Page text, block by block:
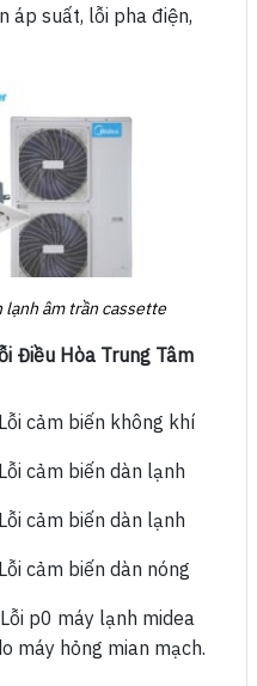
áp suất, lỗi pha điện,
lạnh âm trần cassette
Điều Hòa Trung Tâm
Lỗi cảm biến không khí
Lỗi cảm biến dàn lạnh
Lỗi cảm biến dàn lạnh
Lỗi cảm biến dàn nóng
Lỗi p0 máy lạnh midea
máy hỏng mian mạch.